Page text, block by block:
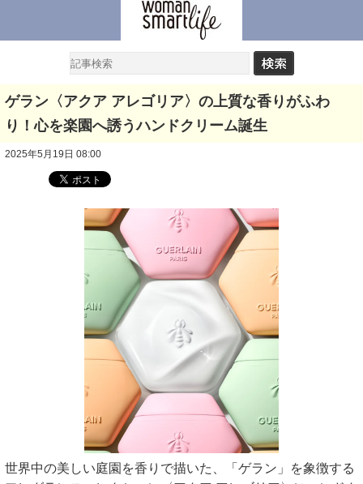
ゲラン〈アクア アレゴリア〉の上質な香りがふわ
り！心を楽園へ誘うハンドクリーム誕生
2025年5月19日 08:00
世界中の美しい庭園を香りで描いた、「ゲラン」を象徴する